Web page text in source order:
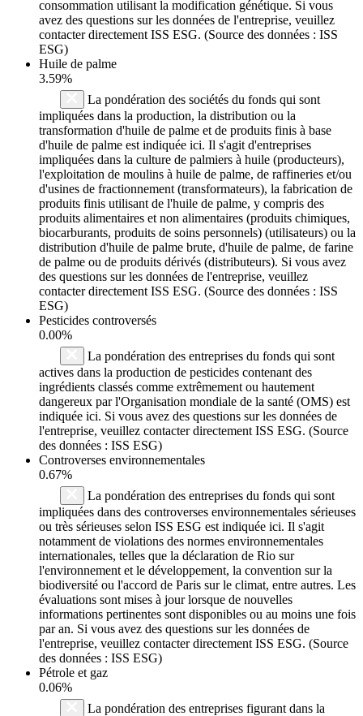
consommation utilisant la modification génétique. Si vous
avez des questions sur les données de l'entreprise, veuillez
contacter directement ISS ESG. (Source des données : ISS
ESG)
Huile de palme
3.59%
La pondération des sociétés du fonds qui sont
impliquées dans la production, la distribution ou la
transformation d'huile de palme et de produits finis à base
d'huile de palme est indiquée ici. Il s'agit d'entreprises
impliquées dans la culture de palmiers à huile (producteurs),
l'exploitation de moulins à huile de palme, de raffineries et/ou
d'usines de fractionnement (transformateurs), la fabrication de
produits finis utilisant de l'huile de palme, y compris des
produits alimentaires et non alimentaires (produits chimiques,
biocarburants, produits de soins personnels) (utilisateurs) ou la
distribution d'huile de palme brute, d'huile de palme, de farine
de palme ou de produits dérivés (distributeurs). Si vous avez
des questions sur les données de l'entreprise, veuillez
contacter directement ISS ESG. (Source des données : ISS
ESG)
Pesticides controversés
0.00%
La pondération des entreprises du fonds qui sont
actives dans la production de pesticides contenant des
ingrédients classés comme extrêmement ou hautement
dangereux par l'Organisation mondiale de la santé (OMS) est
indiquée ici. Si vous avez des questions sur les données de
l'entreprise, veuillez contacter directement ISS ESG. (Source
des données : ISS ESG)
Controverses environnementales
0.67%
La pondération des entreprises du fonds qui sont
impliquées dans des controverses environnementales sérieuses
ou très sérieuses selon ISS ESG est indiquée ici. Il s'agit
notamment de violations des normes environnementales
internationales, telles que la déclaration de Rio sur
l'environnement et le développement, la convention sur la
biodiversité ou l'accord de Paris sur le climat, entre autres. Les
évaluations sont mises à jour lorsque de nouvelles
informations pertinentes sont disponibles ou au moins une fois
par an. Si vous avez des questions sur les données de
l'entreprise, veuillez contacter directement ISS ESG. (Source
des données : ISS ESG)
Pétrole et gaz
0.06%
La pondération des entreprises figurant dans la